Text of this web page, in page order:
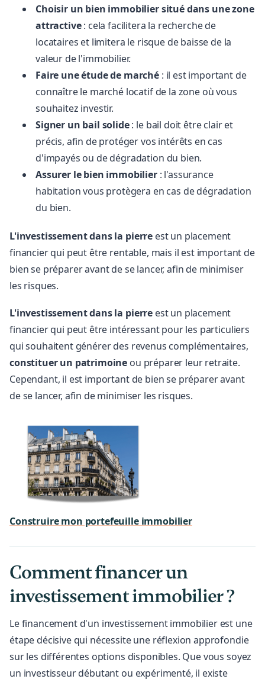
Choisir un bien immobilier situé dans une zone
attractive: cela facilitera la recherche de
locataires et limitera le risque de baisse de la
valeur de l'immobilier.
Faire une étude de marché : il est important de
connaître le marché locatif de la zone où vous
souhaitez investir.
Signer un bail solide: le bail doit être clair et
précis, afin de protéger vos intérêts en cas
d'impayés ou de dégradation du bien.
Assurer le bien immobilier: l'assurance
habitation vous protègera en cas de dégradation
du bien.
L'investissement dans la pierre est un placement
financier qui peut être rentable, mais il est important de
bien se préparer avant de se lancer, afin de minimiser
les risques.
L'investissement dans la pierre est un placement
financier qui peut être intéressant pour les particuliers
qui souhaitent générer des revenus complémentaires,
constituer un patrimoine ou préparer leur retraite.
Cependant, il est important de bien se préparer avant
de se lancer, afin de minimiser les risques.
Construire mon portefeuille immobilier
Comment financer un
investissement immobilier ?
Le financement d'un investissement immobilier est une
étape décisive qui nécessite une réflexion approfondie
sur les différentes options disponibles. Que vous soyez
un investisseur débutant ou expérimenté, il existe